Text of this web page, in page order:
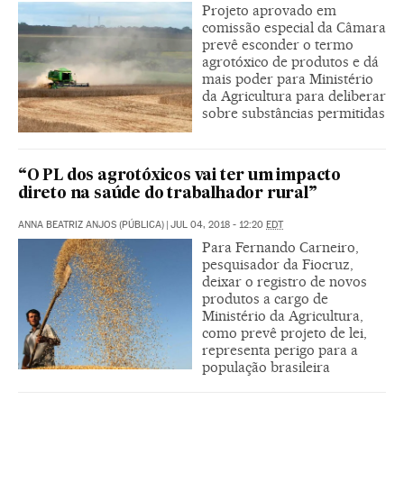
Projeto aprovado em
comissão especial da Câmara
prevê esconder o termo
agrotóxico de produtos e dá
mais poder para Ministério
da Agricultura para deliberar
sobre substâncias permitidas
“O PL dos agrotóxicos vai ter um impacto
direto na saúde do trabalhador rural”
ANNA BEATRIZ ANJOS (PÚBLICA) | JUL 04, 2018 - 12:20 EDT
Para Fernando Carneiro,
pesquisador da Fiocruz,
deixar o registro de novos
produtos a cargo de
Ministério da Agricultura,
como prevê projeto de lei,
representa perigo para a
população brasileira